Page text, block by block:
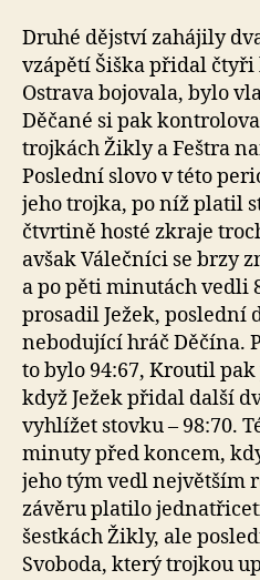
Druhé dějství zahájily
vzápětí Šiška přidal čtyři
Ostrava bojovala, bylo
Děčané si pak
trojkách Žikly a Feštra
Poslední slovo v této
jeho trojka, po níž platil
čtvrtině hosté zkraje
avšak Válečníci se brzy
a po pěti minutách vedli
prosadil Ježek, poslední
nebodující hráč Děčína.
to bylo 94:67, Kroutil
když Ježek přidal další
vyhlížet stovku – 98:70.
minuty před koncem,
jeho tým vedl největším
závěru platilo
šestkách Žikly, ale
Svoboda, který trojkou